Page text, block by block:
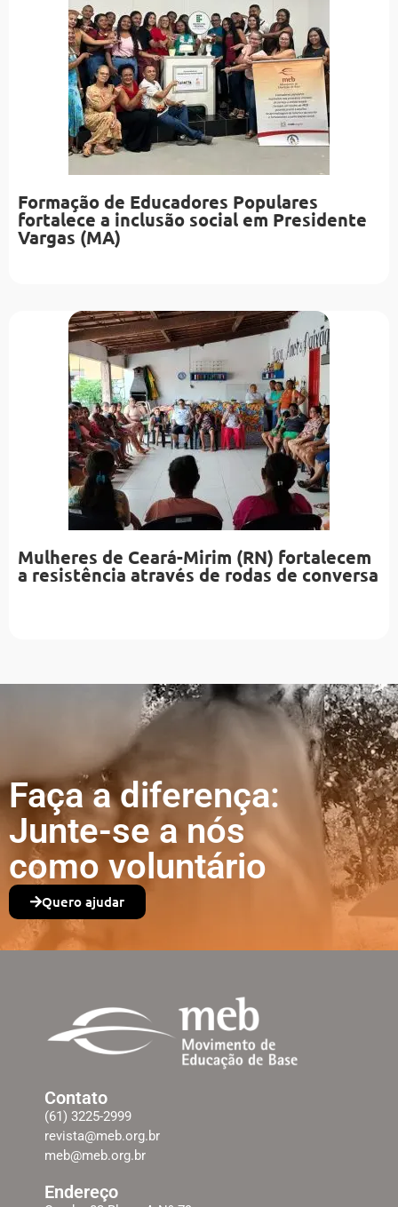
Formação de Educadores Populares
fortalece a inclusão social em Presidente
Vargas (MA)
Mulheres de Ceará-Mirim (RN) fortalecem
a resistência através de rodas de conversa
Faça a diferença:
Junte-se a nós
como voluntário
Quero ajudar
Contato
(61) 3225-2999
revista@meb.org.br
meb@meb.org.br
Endereço